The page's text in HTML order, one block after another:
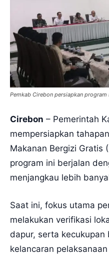
Pemkab Cirebon persiapkan
Cirebon – Pemerintah
mempersiapkan
Makanan Bergizi Gratis
program ini berjalan
menjangkau lebih
Saat ini, fokus utama
melakukan verifikasi
dapur, serta kecukupan
kelancaran